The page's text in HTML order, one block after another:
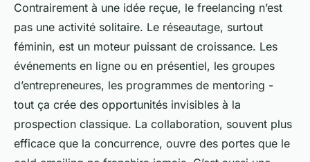
Contrairement à une idée reçue, le freelancing n’est
pas une activité solitaire. Le réseautage, surtout
féminin, est un moteur puissant de croissance. Les
événements en ligne ou en présentiel, les groupes
d’entrepreneures, les programmes de mentoring -
tout ça crée des opportunités invisibles à la
prospection classique. La collaboration, souvent plus
efficace que la concurrence, ouvre des portes que le